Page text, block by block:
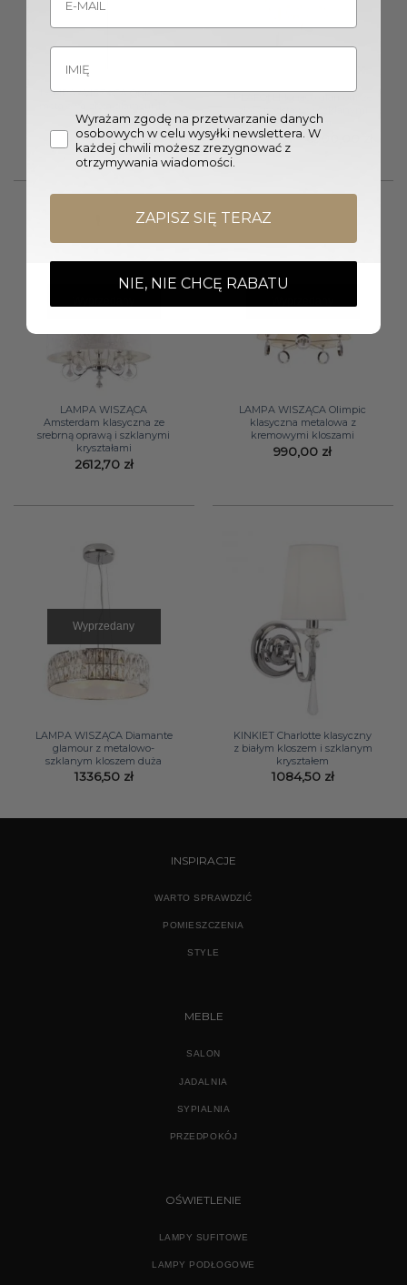
LAMPA WISZĄCA Organic
LED
391,50zł
elementami
3361,00zł – 6900,00
do
LAMPA WISZĄCA
Amsterdam klasyczna ze
srebrną oprawą i szklanymi
kryształami
2612,70 zł
LAMPA WISZĄCA Olimpic
klasyczna metalowa z
kremowymi kloszami
990,00 zł
Wyprzedany
LAMPA WISZĄCA Diamante
glamour z metalowo-
szklanym kloszem duża
1336,50 zł
KINKIET Charlotte klasyczny
z białym kloszem i szklanym
kryształem
1084,50 zł
INSPIRACJE
WARTO SPRAWDZIĆ
POMIESZCZENIA
STYLE
MEBLE
SALON
JADALNIA
SYPIALNIA
PRZEDPOKÓJ
OŚWIETLENIE
LAMPY SUFITOWE
LAMPY PODŁOGOWE
Wyrażam zgodę na przetwarzanie danych
osobowych w celu wysyłki newslettera. W
każdej chwili możesz zrezygnować z
otrzymywania wiadomości.
ZAPISZ SIĘ TERAZ
NIE, NIE CHCĘ RABATU